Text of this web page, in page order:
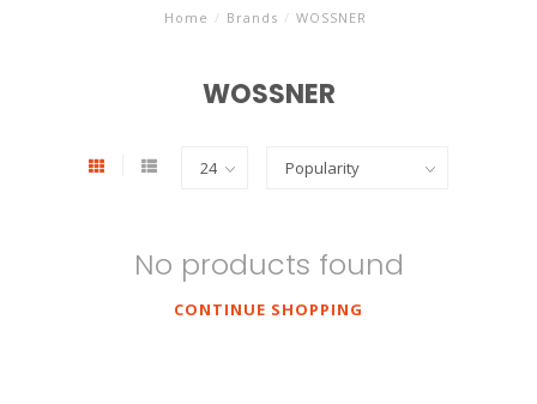
Home / Brands / WOSSNER
WOSSNER
No products found
CONTINUE SHOPPING